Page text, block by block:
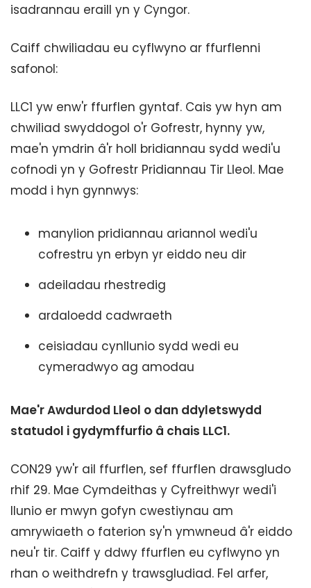
isadrannau eraill yn y Cyngor.
Caiff chwiliadau eu cyflwyno ar ffurflenni
safonol:
LLC1 yw enw'r ffurflen gyntaf. Cais yw hyn am
chwiliad swyddogol o'r Gofrestr, hynny yw,
mae'n ymdrin â'r holl bridiannau sydd wedi'u
cofnodi yn y Gofrestr Pridiannau Tir Lleol. Mae
modd i hyn gynnwys:
manylion pridiannau ariannol wedi'u
cofrestru yn erbyn yr eiddo neu dir
adeiladau rhestredig
ardaloedd cadwraeth
ceisiadau cynllunio sydd wedi eu
cymeradwyo ag amodau
Mae'r Awdurdod Lleol o dan ddyletswydd
statudol i gydymffurfio â chais LLC1.
CON29 yw'r ail ffurflen, sef ffurflen drawsgludo
rhif 29. Mae Cymdeithas y Cyfreithwyr wedi'i
llunio er mwyn gofyn cwestiynau am
amrywiaeth o faterion sy'n ymwneud â'r eiddo
neu'r tir. Caiff y ddwy ffurflen eu cyflwyno yn
rhan o weithdrefn y trawsgludiad. Fel arfer,